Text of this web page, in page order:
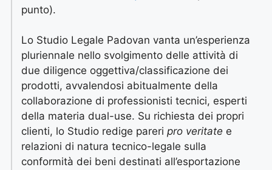
punto).
Lo Studio Legale Padovan vanta un’esperienza
pluriennale nello svolgimento delle attività di
due diligence oggettiva/classificazione dei
prodotti, avvalendosi abitualmente della
collaborazione di professionisti tecnici, esperti
della materia dual-use. Su richiesta dei propri
clienti, lo Studio redige pareri pro veritate e
relazioni di natura tecnico-legale sulla
conformità dei beni destinati all’esportazione